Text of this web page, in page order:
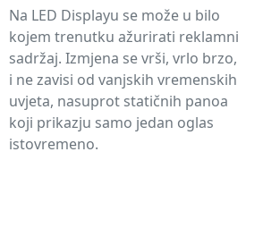
Na LED Displayu se može u bilo
kojem trenutku ažurirati reklamni
sadržaj. Izmjena se vrši, vrlo brzo,
i ne zavisi od vanjskih vremenskih
uvjeta, nasuprot statičnih panoa
koji prikazju samo jedan oglas
istovremeno.